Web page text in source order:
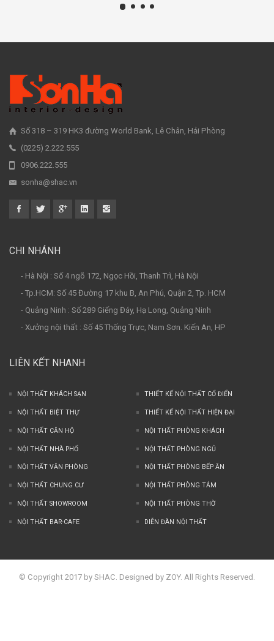
Số 318 – 319 HK3 đường World Bank, Lê Chân, Hải Phòng
(0225) 2.222.555
0906.222.555
sonha@shac.vn
CHI NHÁNH
- Hà Nội : Số 4 ngõ 172, Ngọc Hồi, Thanh Trì, Hà Nội
- Tp.HCM: Số 45 Đường 17 khu B, An Phú, Quận 2, Tp. HCM
- Quảng Ninh : Số 289 Giếng Đáy, Hạ Long, Quảng Ninh
- Xưởng nội thất : Số 45 Thống Trực, Nam Sơn. Kiến An, HP
LIÊN KẾT NHANH
NỘI THẤT KHÁCH SẠN THIẾT KẾ NỘI THẤT CỔ ĐIỂN
NỘI THẤT BIỆT THỰ THIẾT KẾ NỘI THẤT HIỆN ĐẠI
NỘI THẤT CĂN HỘ NỘI THẤT PHÒNG KHÁCH
NỘI THẤT NHÀ PHỐ NỘI THẤT PHÒNG NGỦ
NỘI THẤT VĂN PHÒNG NỘI THẤT PHÒNG BẾP ĂN
NỘI THẤT CHUNG CƯ NỘI THẤT PHÒNG TẮM
NỘI THẤT SHOWROOM NỘI THẤT PHÒNG THỜ
NỘI THẤT BAR-CAFE DIỄN ĐÀN NỘI THẤT
© Copyright 2017 by SHAC. Designed by ZOY. All Rights Reserved.